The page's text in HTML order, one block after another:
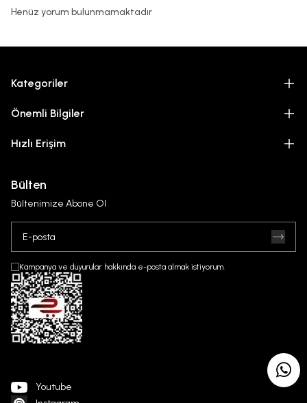
Henüz yorum bulunmamaktadır
Kategoriler
Önemli Bilgiler
Hızlı Erişim
Bülten
Bültenimize Abone Ol
Kampanya ve duyurular hakkında e-posta almak istiyorum.
Youtube